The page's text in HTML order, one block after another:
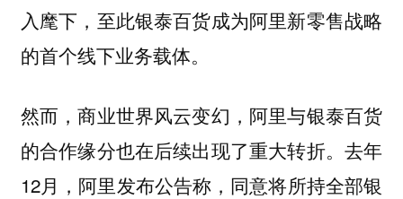
入麾下，至此银泰百货成为阿里新零售战略
的首个线下业务载体。
然而，商业世界风云变幻，阿里与银泰百货
的合作缘分也在后续出现了重大转折。去年
12月，阿里发布公告称，同意将所持全部银